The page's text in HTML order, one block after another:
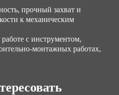
прочный захват и
к механическим
с инструментом,
монтажных работах,